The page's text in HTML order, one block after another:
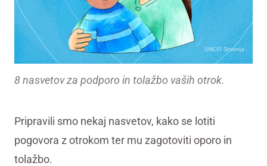
UNICEF Slovenija
8 nasvetov za podporo in tolažbo vaših otrok.
Pripravili smo nekaj nasvetov, kako se lotiti
pogovora z otrokom ter mu zagotoviti oporo in
tolažbo.